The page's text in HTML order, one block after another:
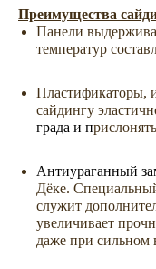
Преимущества
Панели
температур
Пластификаторы,
сайдингу
града и п
Антиураганный
Дёке.
служит
увеличивает
даже при сильном